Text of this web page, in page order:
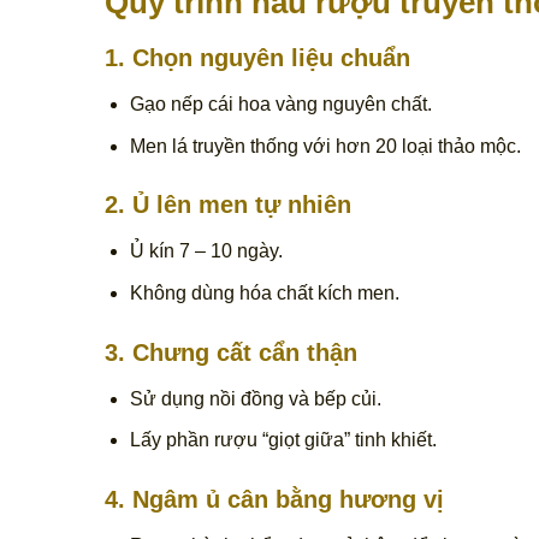
1. Chọn nguyên liệu chuẩn
Gạo nếp cái hoa vàng nguyên chất.
Men lá truyền thống với hơn 20 loại thảo mộc.
2. Ủ lên men tự nhiên
Ủ kín 7 – 10 ngày.
Không dùng hóa chất kích men.
3. Chưng cất cẩn thận
Sử dụng nồi đồng và bếp củi.
Lấy phần rượu “giọt giữa” tinh khiết.
4. Ngâm ủ cân bằng hương vị